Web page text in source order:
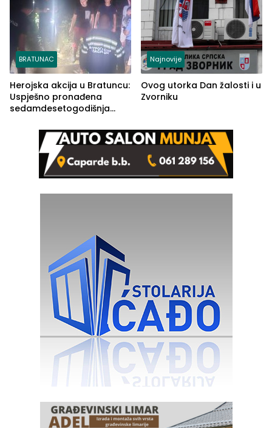
BRATUNAC
Herojska akcija u Bratuncu:
Uspješno pronađena
sedamdesetogodišnja
Kravice.
Najnovije
Ovog utorka Dan žalosti i u
Zvorniku